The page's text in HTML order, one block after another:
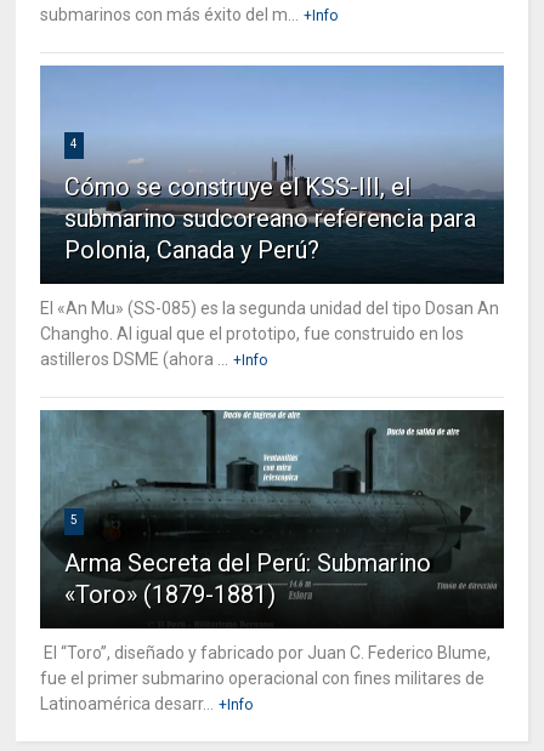
submarinos con más éxito del m...
+Info
4
Cómo se construye el KSS-III, el
submarino sudcoreano referencia para
Polonia, Canada y Perú?
El «An Mu» (SS-085) es la segunda unidad del tipo Dosan An
Changho. Al igual que el prototipo, fue construido en los
astilleros DSME (ahora ...
+Info
5
Arma Secreta del Perú: Submarino
«Toro» (1879-1881)
El “Toro”, diseñado y fabricado por Juan C. Federico Blume,
fue el primer submarino operacional con fines militares de
Latinoamérica desarr...
+Info